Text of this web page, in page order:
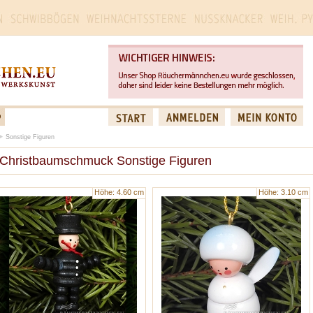
Christbaumschmuck Sonstige Figuren
Höhe: 4.60 cm Höhe: 3.10 cm
Sonstige Figuren